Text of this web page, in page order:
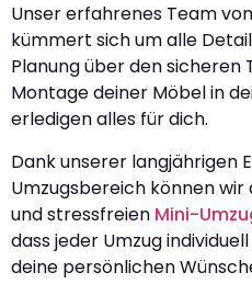
Unser erfahrenes Team
kümmert sich um alle
Planung über den sicheren
Montage deiner Möbel in
erledigen alles für dich.
Dank unserer langjährigen
Umzugsbereich können
und stressfreien Mini-
dass jeder Umzug
deine persönlichen